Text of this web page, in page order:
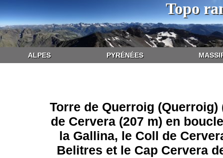
Topo
ALPES PYRÉNÉES
Torre de Querroig (Querroig)
de Cervera (207 m) en
la Gallina, le Coll de
Belitres et le Cap Cervera